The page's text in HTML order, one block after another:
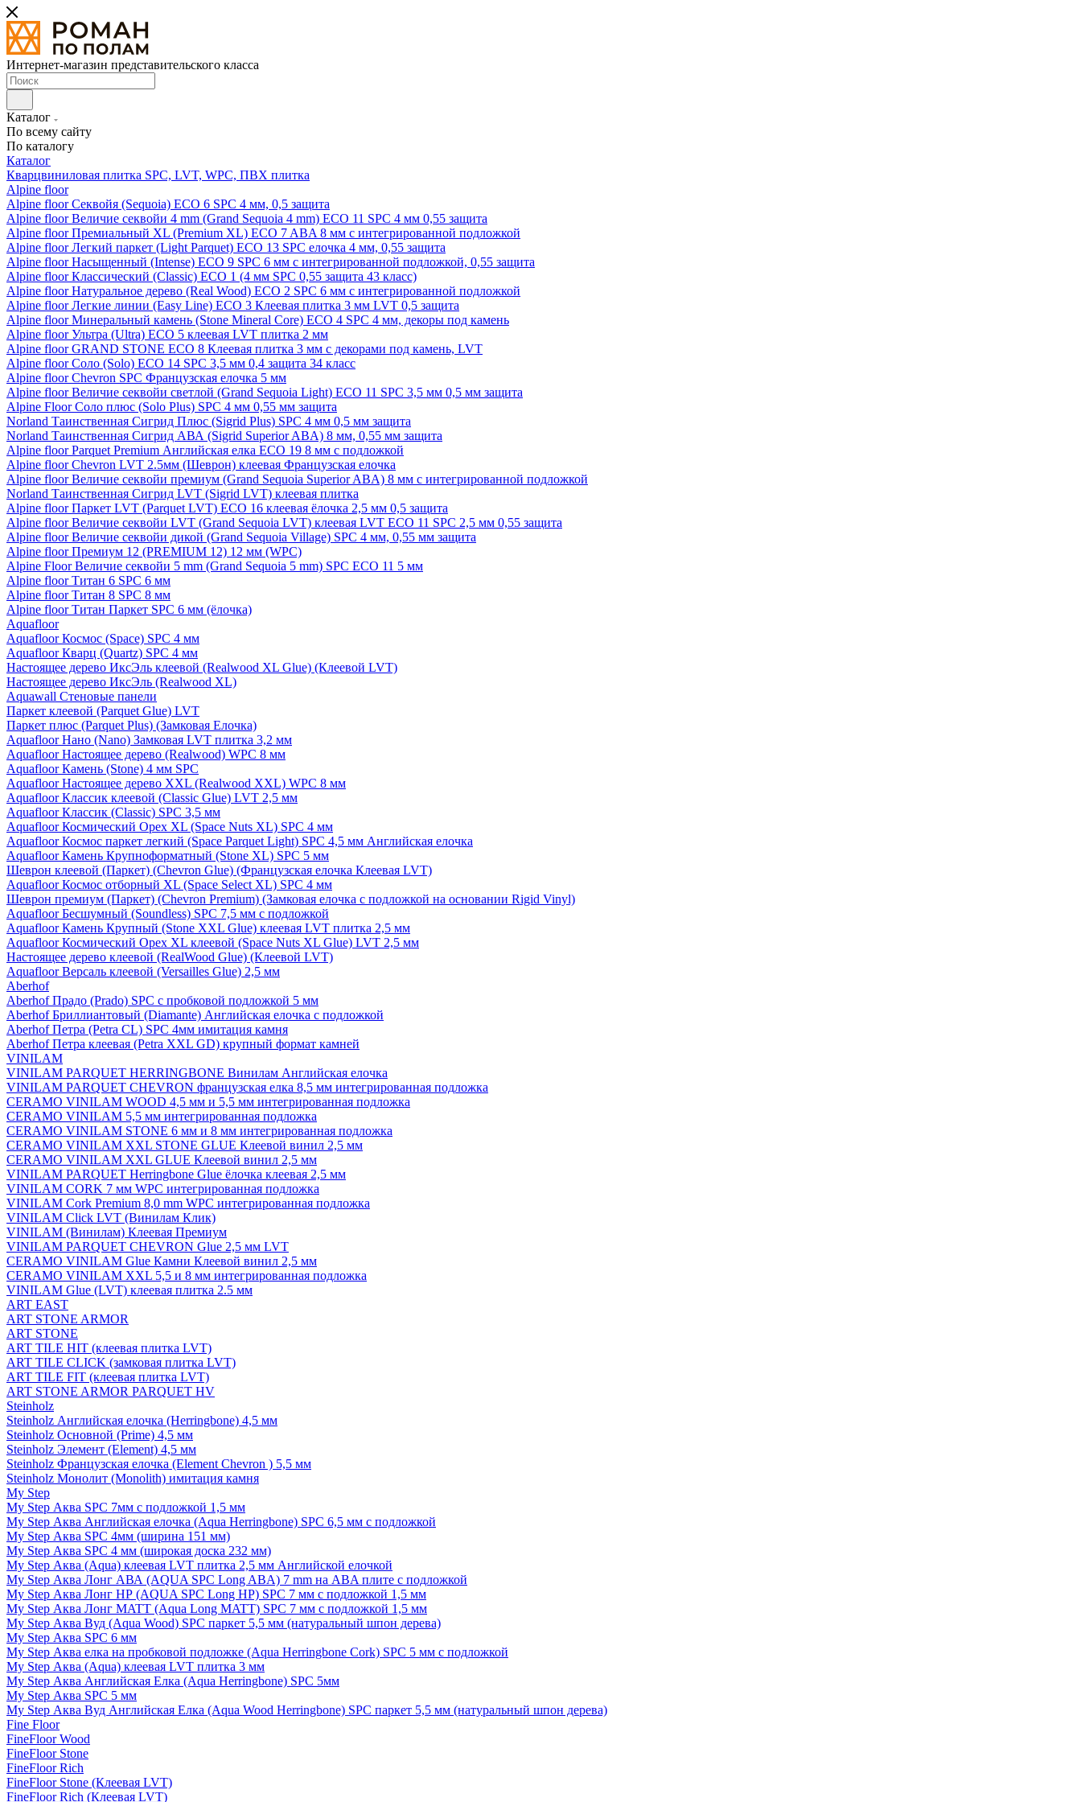
Интернет-магазин представительского класса
Каталог
По всему сайту
По каталогу
Каталог
Кварцвиниловая плитка SPC, LVT, WPC, ПВХ плитка
Alpine floor
Alpine floor Секвойя (Sequoia) ECO 6 SPC 4 мм, 0,5 защита
Alpine floor Величие секвойи 4 mm (Grand Sequoia 4 mm) ECO 11 SPC 4 мм 0,55 защита
Alpine floor Премиальный XL (Premium XL) ECO 7 ABA 8 мм с интегрированной подложкой
Alpine floor Легкий паркет (Light Parquet) ECO 13 SPC елочка 4 мм, 0,55 защита
Alpine floor Насыщенный (Intense) ECO 9 SPC 6 мм с интегрированной подложкой, 0,55 защита
Alpine floor Классический (Classic) ECO 1 (4 мм SPC 0,55 защита 43 класс)
Alpine floor Натуральное дерево (Real Wood) ECO 2 SPC 6 мм с интегрированной подложкой
Alpine floor Легкие линии (Easy Line) ECO 3 Клеевая плитка 3 мм LVT 0,5 защита
Alpine floor Минеральный камень (Stone Mineral Core) ECO 4 SPC 4 мм, декоры под камень
Alpine floor Ультра (Ultra) ECO 5 клеевая LVT плитка 2 мм
Alpine floor GRAND STONE ECO 8 Клеевая плитка 3 мм с декорами под камень, LVT
Alpine floor Соло (Solo) ECO 14 SPC 3,5 мм 0,4 защита 34 класс
Alpine floor Chevron SPC Французская елочка 5 мм
Alpine floor Величие секвойи светлой (Grand Sequoia Light) ECO 11 SPC 3,5 мм 0,5 мм защита
Alpine Floor Соло плюс (Solo Plus) SPC 4 мм 0,55 мм защита
Norland Таинственная Сигрид Плюс (Sigrid Plus) SPC 4 мм 0,5 мм защита
Norland Таинственная Сигрид АВА (Sigrid Superior ABA) 8 мм, 0,55 мм защита
Alpine floor Parquet Premium Английская елка ECO 19 8 мм с подложкой
Alpine floor Chevron LVT 2.5мм (Шеврон) клеевая Французская елочка
Alpine floor Величие секвойи премиум (Grand Sequoia Superior ABA) 8 мм с интегрированной подложкой
Norland Таинственная Сигрид LVT (Sigrid LVT) клеевая плитка
Alpine floor Паркет LVT (Parquet LVT) ECO 16 клеевая ёлочка 2,5 мм 0,5 защита
Alpine floor Величие секвойи LVT (Grand Sequoia LVT) клеевая LVT ECO 11 SPC 2,5 мм 0,55 защита
Alpine floor Величие секвойи дикой (Grand Sequoia Village) SPC 4 мм, 0,55 мм защита
Alpine floor Премиум 12 (PREMIUM 12) 12 мм (WPC)
Alpine Floor Величие секвойи 5 mm (Grand Sequoia 5 mm) SPC ECO 11 5 мм
Alpine floor Титан 6 SPC 6 мм
Alpine floor Титан 8 SPC 8 мм
Alpine floor Титан Паркет SPC 6 мм (ёлочка)
Aquafloor
Aquafloor Космос (Space) SPC 4 мм
Aquafloor Кварц (Quartz) SPC 4 мм
Настоящее дерево ИксЭль клеевой (Realwood XL Glue) (Клеевой LVT)
Настоящее дерево ИксЭль (Realwood XL)
Aquawall Стеновые панели
Паркет клеевой (Parquet Glue) LVT
Паркет плюс (Parquet Plus) (Замковая Елочка)
Aquafloor Нано (Nano) Замковая LVT плитка 3,2 мм
Aquafloor Настоящее дерево (Realwood) WPC 8 мм
Aquafloor Камень (Stone) 4 мм SPC
Aquafloor Настоящее дерево XXL (Realwood XXL) WPC 8 мм
Aquafloor Классик клеевой (Classic Glue) LVT 2,5 мм
Aquafloor Классик (Classic) SPC 3,5 мм
Aquafloor Космический Орех XL (Space Nuts XL) SPC 4 мм
Aquafloor Космос паркет легкий (Space Parquet Light) SPC 4,5 мм Английская елочка
Aquafloor Камень Крупноформатный (Stone XL) SPC 5 мм
Шеврон клеевой (Паркет) (Chevron Glue) (Французская елочка Клеевая LVT)
Aquafloor Космос отборный XL (Space Select XL) SPC 4 мм
Шеврон премиум (Паркет) (Chevron Premium) (Замковая елочка с подложкой на основании Rigid Vinyl)
Aquafloor Бесшумный (Soundless) SPC 7,5 мм с подложкой
Aquafloor Камень Крупный (Stone XXL Glue) клеевая LVT плитка 2,5 мм
Aquafloor Космический Орех XL клеевой (Space Nuts XL Glue) LVT 2,5 мм
Настоящее дерево клеевой (RealWood Glue) (Клеевой LVT)
Aquafloor Версаль клеевой (Versailles Glue) 2,5 мм
Aberhof
Aberhof Прадо (Prado) SPC с пробковой подложкой 5 мм
Aberhof Бриллиантовый (Diamante) Английская елочка с подложкой
Aberhof Петра (Petra CL) SPC 4мм имитация камня
Aberhof Петра клеевая (Petra XXL GD) крупный формат камней
VINILAM
VINILAM PARQUET HERRINGBONE Винилам Английская елочка
VINILAM PARQUET CHEVRON французская елка 8,5 мм интегрированная подложка
CERAMO VINILAM WOOD 4,5 мм и 5,5 мм интегрированная подложка
CERAMO VINILAM 5,5 мм интегрированная подложка
CERAMO VINILAM STONE 6 мм и 8 мм интегрированная подложка
CERAMO VINILAM XXL STONE GLUE Клеевой винил 2,5 мм
CERAMO VINILAM XXL GLUE Клеевой винил 2,5 мм
VINILAM PARQUET Herringbone Glue ёлочка клеевая 2,5 мм
VINILAM CORK 7 мм WPC интегрированная подложка
VINILAM Cork Premium 8,0 mm WPC интегрированная подложка
VINILAM Click LVT (Винилам Клик)
VINILAM (Винилам) Клеевая Премиум
VINILAM PARQUET CHEVRON Glue 2,5 мм LVT
CERAMO VINILAM Glue Камни Клеевой винил 2,5 мм
CERAMO VINILAM XXL 5,5 и 8 мм интегрированная подложка
VINILAM Glue (LVT) клеевая плитка 2.5 мм
ART EAST
ART STONE ARMOR
ART STONE
ART TILE HIT (клеевая плитка LVT)
ART TILE CLICK (замковая плитка LVT)
ART TILE FIT (клеевая плитка LVT)
ART STONE ARMOR PARQUET HV
Steinholz
Steinholz Английская елочка (Herringbone) 4,5 мм
Steinholz Основной (Prime) 4,5 мм
Steinholz Элемент (Element) 4,5 мм
Steinholz Французская елочка (Element Chevron ) 5,5 мм
Steinholz Монолит (Monolith) имитация камня
My Step
My Step Аква SPC 7мм c подложкой 1,5 мм
My Step Аква Английская елочка (Aqua Herringbone) SPC 6,5 мм с подложкой
My Step Аква SPC 4мм (ширина 151 мм)
My Step Аква SPC 4 мм (широкая доска 232 мм)
My Step Аква (Aqua) клеевая LVT плитка 2,5 мм Английской елочкой
My Step Аква Лонг АВА (AQUA SPC Long ABA) 7 mm на ABA плите с подложкой
My Step Аква Лонг НР (AQUA SPC Long HP) SPC 7 мм с подложкой 1,5 мм
My Step Аква Лонг MATT (Aqua Long MATT) SPC 7 мм с подложкой 1,5 мм
My Step Аква Вуд (Aqua Wood) SPC паркет 5,5 мм (натуральный шпон дерева)
My Step Аква SPC 6 мм
My Step Аква елка на пробковой подложке (Aqua Herringbone Cork) SPC 5 мм с подложкой
My Step Аква (Aqua) клеевая LVT плитка 3 мм
My Step Аква Английская Елка (Aqua Herringbone) SPC 5мм
My Step Аква SPC 5 мм
My Step Аква Вуд Английская Елка (Aqua Wood Herringbone) SPC паркет 5,5 мм (натуральный шпон дерева)
Fine Floor
FineFloor Wood
FineFloor Stone
FineFloor Rich
FineFloor Stone (Клеевая LVT)
FineFloor Rich (Клеевая LVT)